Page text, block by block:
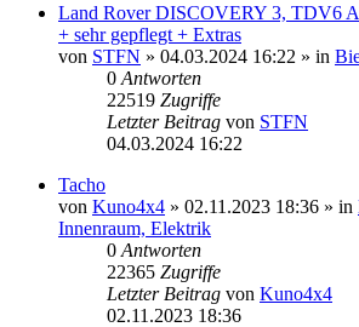
Land Rover DISCOVERY 3, TDV6
+ sehr gepflegt + Extras
von STFN » 04.03.2024 16:22 » in
0 Antworten
22519 Zugriffe
Letzter Beitrag von STFN
04.03.2024 16:22
Tacho
von Kuno4x4 » 02.11.2023 18:36 » in
Innenraum, Elektrik
0 Antworten
22365 Zugriffe
Letzter Beitrag von Kuno4x4
02.11.2023 18:36